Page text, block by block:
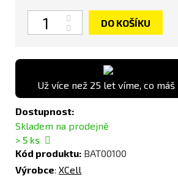
Počet
DO KOŠÍKU
Už více než 25 let víme, co
Dostupnost:
Skladem na prodejně
> 5 ks
Kód produktu: BAT00100
Výrobce: XCell